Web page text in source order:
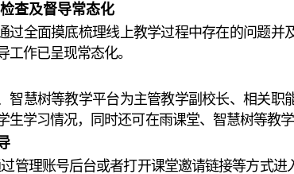
查及督导常态化
过全面摸底梳理线上教学过程中存在的问题并
作已呈现常态化。
智慧树等教学平台为主管教学副校长、相关职
生学习情况，同时还可在雨课堂、智慧树等教
过管理账号后台或者打开课堂邀请链接等方式